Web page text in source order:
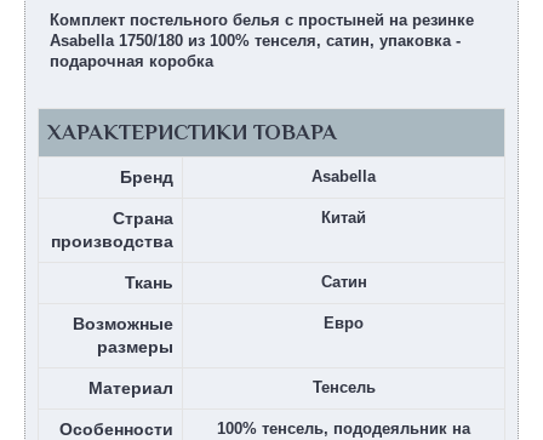
Комплект постельного белья с простыней на резинке
Asabella 1750/180 из 100% тенселя, сатин, упаковка -
подарочная коробка
ХАРАКТЕРИСТИКИ ТОВАРА
Бренд Asabella
Страна
производства
Китай
Ткань Сатин
Возможные
размеры
Евро
Материал Тенсель
Особенности
100% тенсель, пододеяльник на